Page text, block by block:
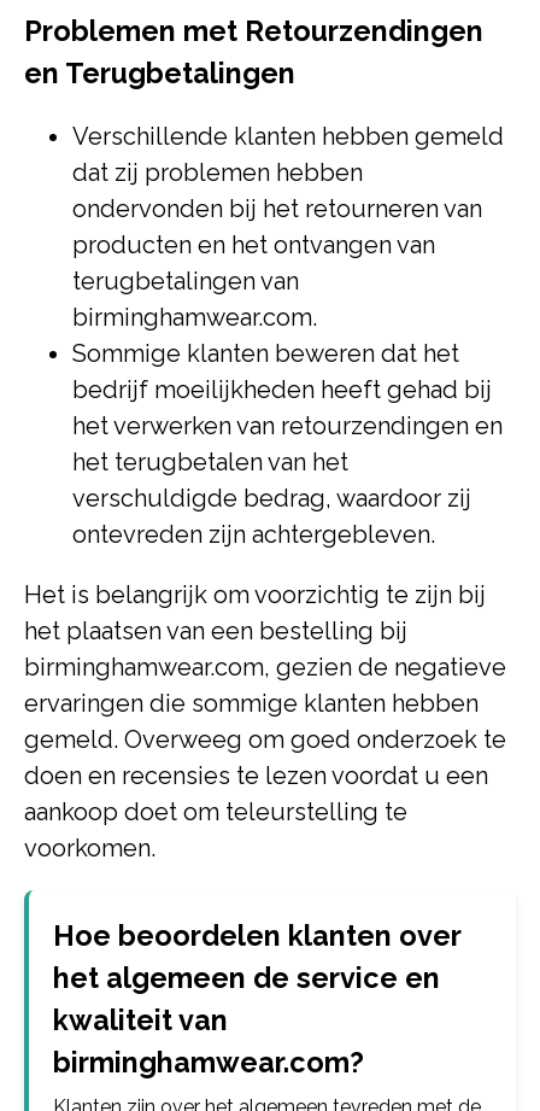
Problemen met Retourzendingen
en Terugbetalingen
Verschillende klanten hebben gemeld
dat zij problemen hebben
ondervonden bij het retourneren van
producten en het ontvangen van
terugbetalingen van
birminghamwear.com.
Sommige klanten beweren dat het
bedrijf moeilijkheden heeft gehad bij
het verwerken van retourzendingen en
het terugbetalen van het
verschuldigde bedrag, waardoor zij
ontevreden zijn achtergebleven.
Het is belangrijk om voorzichtig te zijn bij
het plaatsen van een bestelling bij
birminghamwear.com, gezien de negatieve
ervaringen die sommige klanten hebben
gemeld. Overweeg om goed onderzoek te
doen en recensies te lezen voordat u een
aankoop doet om teleurstelling te
voorkomen.
Hoe beoordelen klanten over
het algemeen de service en
kwaliteit van
birminghamwear.com?